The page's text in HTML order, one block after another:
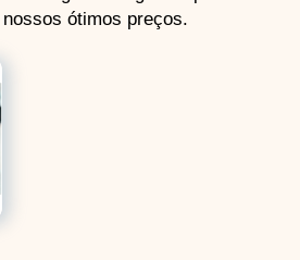
ótimos preços.